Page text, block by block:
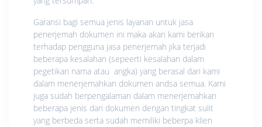
Garansi bagi semua jenis layanan untuk jasa
penerjemah dokumen ini maka akan kami berikan
terhadap pengguna jasa penerjemah jika terjadi
beberapa kesalahan (sepeerti kesalahan dalam
pegetikan nama atau angka) yang berasal dari kami
dalam menerjemahkan dokumen andsa semua. Kami
juga sudah berpengalaman dalam menerjemahkan
beberapa jenis dari dokumen dengan tingkat sulit
yang berbeda serta sudah memiliki beberpa klien